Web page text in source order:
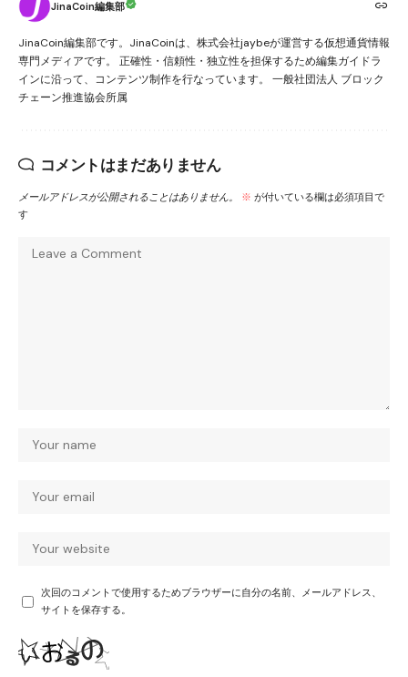
JinaCoin編集部
JinaCoin編集部です。JinaCoinは、株式会社jaybeが運営する仮想通貨情報
専門メディアです。 正確性・信頼性・独立性を担保するため編集ガイドラ
インに沿って、コンテンツ制作を行なっています。 一般社団法人 ブロック
チェーン推進協会所属
コメントはまだありません
メールアドレスが公開されることはありません。 ※ が付いている欄は必須項目で
す
次回のコメントで使用するためブラウザーに自分の名前、メールアドレス、
サイトを保存する。